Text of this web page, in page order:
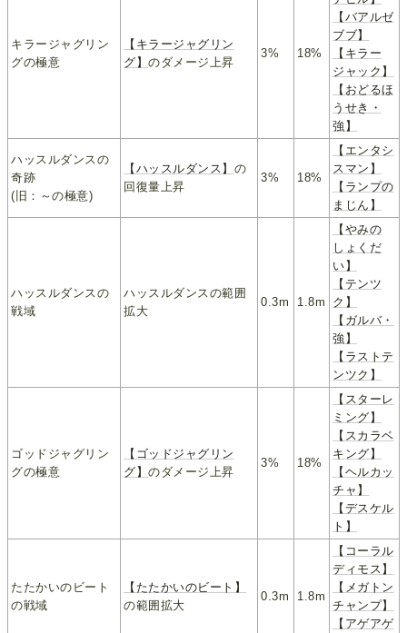
キラージャグリン
グの極意
【キラージャグリン
グ】のダメージ上昇
3% 18%
【バアルゼ
ブブ】
【キラー
ジャック】
【おどるほ
うせき・
強】
ハッスルダンスの
奇跡
(旧：～の極意)
【ハッスルダンス】 の
回復量上昇
3% 18%
【エンタシ
スマン】
【ランプの
まじん】
ハッスルダンスの
戦域
ハッスルダンスの範囲
拡大
0.3m 1.8m
【やみの
しょくだ
い】
【テンツ
ク】
【ガルバ・
強】
【ラストテ
ンツク】
ゴッドジャグリン
グの極意
【ゴッドジャグリン
グ】のダメージ上昇
3% 18%
【スターレ
ミング】
【スカラベ
キング】
【ヘルカッ
チャ】
【デスケル
ト】
たたかいのビート
の戦域
【たたかいのビート】
の範囲拡大
0.3m 1.8m
【コーラル
ディモス】
【メガトン
チャンプ】
【アゲアゲ